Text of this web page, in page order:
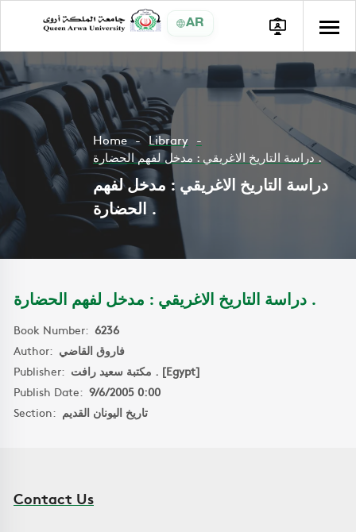
AR
Home
Library
دراسة التاريخ الاغريقي : مدخل لفهم الحضارة .
دراسة التاريخ الاغريقي : مدخل لفهم
الحضارة .
دراسة التاريخ الاغريقي : مدخل لفهم الحضارة .
Book Number: 6236
Author: فاروق القاضي
Publisher:
مكتبة سعيد رافت . [Egypt]
Publish Date: 9/6/2005 0:00
Section: تاريخ اليونان القديم
Contact Us